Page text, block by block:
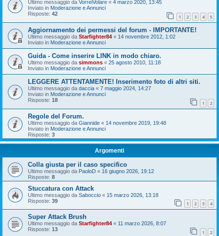
Ultimo messaggio da VorreiVolare « 4 marzo 2020, 13:45
Inviato in Moderazione e Annunci
Risposte: 42 1 2 3 4 5
Aggiornamento dei permessi del forum - IMPORTANTE!
Ultimo messaggio da Starfighter84 « 14 novembre 2012, 1:02
Inviato in Moderazione e Annunci
Guida - Come inserire LINK in modo chiaro.
Ultimo messaggio da simmons « 25 agosto 2010, 11:18
Inviato in Moderazione e Annunci
LEGGERE ATTENTAMENTE! Inserimento foto di altri siti.
Ultimo messaggio da daccia « 7 maggio 2024, 14:27
Inviato in Moderazione e Annunci
Risposte: 18 1 2
Regole del Forum.
Ultimo messaggio da Giannide « 14 novembre 2019, 19:48
Inviato in Moderazione e Annunci
Risposte: 3
Argomenti
Colla giusta per il caso specifico
Ultimo messaggio da PaoloD « 16 giugno 2026, 19:12
Risposte: 8
Stuccatura con Attack
Ultimo messaggio da Saboccio « 15 marzo 2026, 13:18
Risposte: 39 1 2 3 4
Super Attack Brush
Ultimo messaggio da Starfighter84 « 11 marzo 2026, 8:07
Risposte: 13 1 2